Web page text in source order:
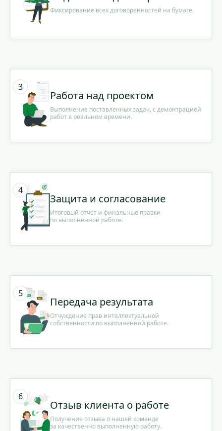
Фиксирование всех договоренностей на бумаге.
Работа над проектом
Выполнение поставленных задач, с демонтрацией
работ в реальном времени.
Защита и согласование
Итоговый отчет и финальные правки
по выполненной работе.
Передача результата
Отчуждение прав интеллектуальной
собственности по выполненной работе.
Отзыв клиента о работе
Получение отзыва о нашей команде
за качественно выполненную работу.